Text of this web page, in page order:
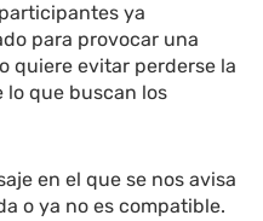
ya
para provocar una
quiere evitar perderse la
lo que buscan los
en el que se nos avisa
o ya no es compatible.